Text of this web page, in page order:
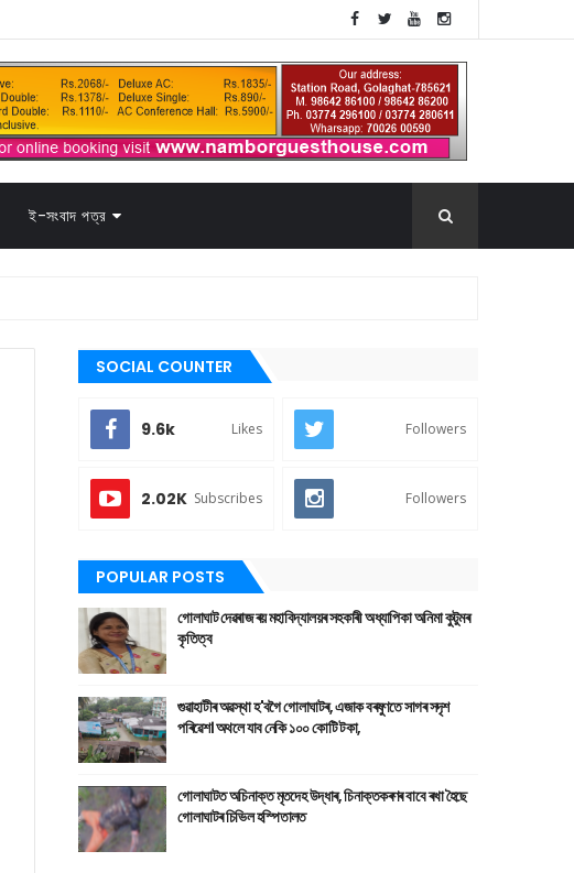
ই-সংবাদ পত্র
SOCIAL COUNTER
9.6k Likes Followers
2.02K Subscribes Followers
POPULAR POSTS
গোলাঘাট দেৱৰাজ ৰয় মহাবিদ্যালয়ৰ সহকাৰী অধ্যাপিকা অনিমা কুটুমৰ
কৃতিত্ব
গুৱাহাটীৰ অৱস্থা হ'বগৈ গোলাঘাটৰ, এজাক বৰষুণতে সাগৰ সদৃশ
পৰিৱেশ। অথলে যাব নেকি ১০০ কোটি টকা,
গোলাঘাটত অচিনাক্ত মৃতদেহ উদ্ধাৰ, চিনাক্তকৰণৰ বাবে ৰখা হৈছে
গোলাঘাটৰ চিভিল হস্পিতালত